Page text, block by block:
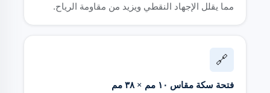
مما يقلل الإجهاد النقطي ويزيد من مقاومة الرياح.
🔗
فتحة سكة مقاس ١٠ مم × ٣٨ مم